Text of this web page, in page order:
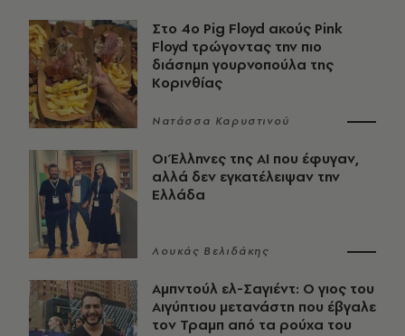
Στο 4ο Pig Floyd ακούς Pink
Floyd τρώγοντας την πιο
διάσημη γουρνοπούλα της
Κορινθίας
Νατάσσα Καρυστινού
Οι Έλληνες της ΑΙ που έφυγαν,
αλλά δεν εγκατέλειψαν την
Ελλάδα
Λουκάς Βελιδάκης
Αμπντούλ ελ-Σαγιέντ: Ο γιος του
Αιγύπτιου μετανάστη που έβγαλε
τον Τραμπ από τα ρούχα του